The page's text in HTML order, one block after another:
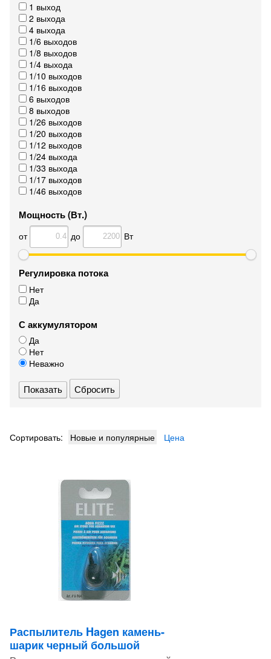
1 выход
2 выхода
4 выхода
1/6 выходов
1/8 выходов
1/4 выхода
1/10 выходов
1/16 выходов
6 выходов
8 выходов
1/26 выходов
1/20 выходов
1/12 выходов
1/24 выхода
1/33 выхода
1/17 выходов
1/46 выходов
Мощность (Вт.)
от до Вт
Регулировка потока
Нет
Да
С аккумулятором
Да
Нет
Неважно
Сбросить
Сортировать: Новые и популярные Цена
Распылитель Hagen камень-
шарик черный большой